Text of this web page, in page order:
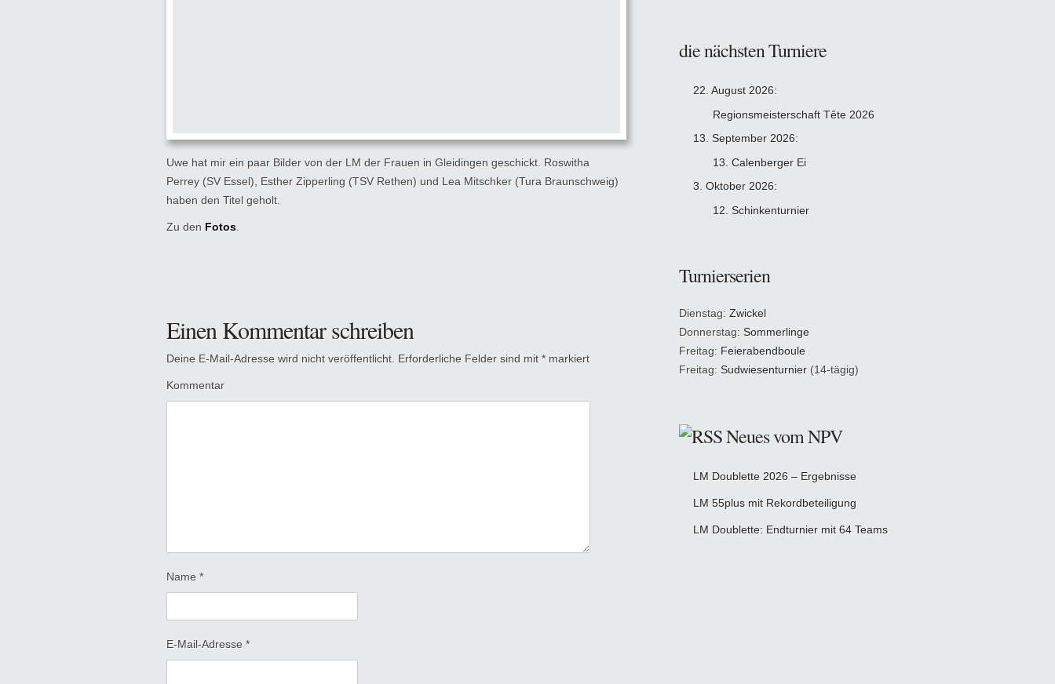
Uwe hat mir ein paar Bilder von der LM der Frauen in Gleidingen geschickt. Roswitha
Perrey (SV Essel), Esther Zipperling (TSV Rethen) und Lea Mitschker (Tura Braunschweig)
haben den Titel geholt.
Zu den Fotos
Einen Kommentar schreiben
Deine E-Mail-Adresse wird nicht veröffentlicht. Erforderliche Felder sind mit * markiert
Kommentar
Name *
E-Mail-Adresse *
die nächsten Turniere
22. August 2026:
Regionsmeisterschaft Tête 2026
13. September 2026:
13. Calenberger Ei
3. Oktober 2026:
12. Schinkenturnier
Turnierserien
Dienstag: Zwickel
Donnerstag: Sommerlinge
Freitag: Feierabendboule
Freitag: Sudwiesenturnier (14-tägig)
Neues vom NPV
LM Doublette 2026 – Ergebnisse
LM 55plus mit Rekordbeteiligung
LM Doublette: Endturnier mit 64 Teams